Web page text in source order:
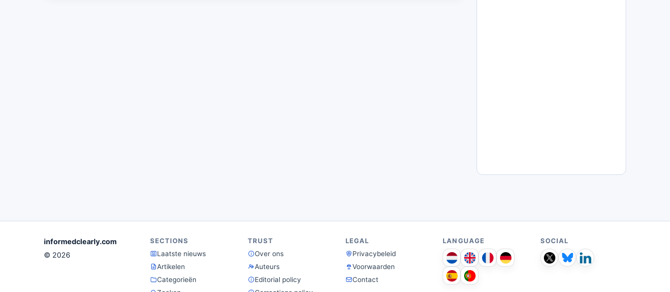
informedclearly.com
© 2026
SECTIONS
Laatste nieuws
Artikelen
Categorieën
TRUST
Over ons
Auteurs
Editorial policy
LEGAL
Privacybeleid
Voorwaarden
Contact
LANGUAGE SOCIAL